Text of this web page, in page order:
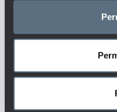
ENSINO BÁSICO
PARTICIPAÇÃO